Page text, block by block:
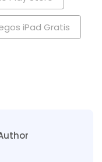
iPad Gratis